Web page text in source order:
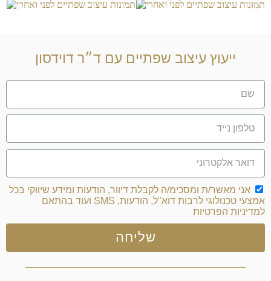
ייעוץ עיצוב שפתיים עם ד״ר דוידסון
אני מאשר/ת ומסכימ/ה לקבלת דיוור, הודעות ומידע שיווקי בכל
אמצעי טכנולוגי לרבות דוא"ל, הודעות, SMS ועוד בהתאם
למדיניות הפרטיות
שליחה